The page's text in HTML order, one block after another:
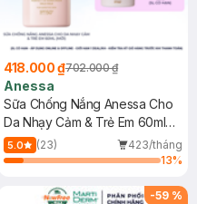
418.000 ₫702.000 ₫
Anessa
Sữa Chống Nắng Anessa Cho
Da Nhạy Cảm & Trẻ Em 60ml
(Mới)
5.0 (23)
423/tháng
13%
-59 %